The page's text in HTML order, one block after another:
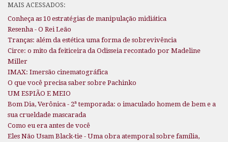
MAIS ACESSADOS:
Conheça as 10 estratégias de manipulação midiática
Resenha - O Rei Leão
Tranças: além da estética uma forma de sobrevivência
Circe: o mito da feiticeira da Odisseia recontado por Madeline
Miller
IMAX: Imersão cinematográfica
O que você precisa saber sobre Pachinko
UM ESPIÃO E MEIO
Bom Dia, Verônica - 2ª temporada: o imaculado homem de bem e a
sua crueldade mascarada
Como eu era antes de você
Eles Não Usam Black-tie - Uma obra atemporal sobre família,